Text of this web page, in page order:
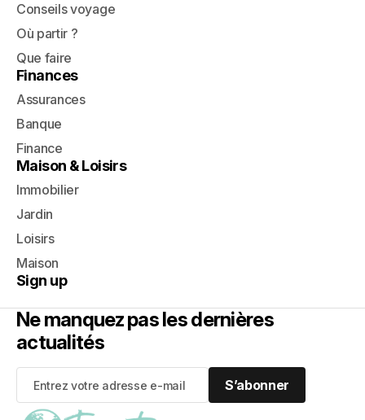
Conseils voyage
Où partir ?
Que faire
Finances
Assurances
Banque
Finance
Maison & Loisirs
Immobilier
Jardin
Loisirs
Maison
Sign up
Ne manquez pas les dernières
actualités
S’abonner
S’abonner